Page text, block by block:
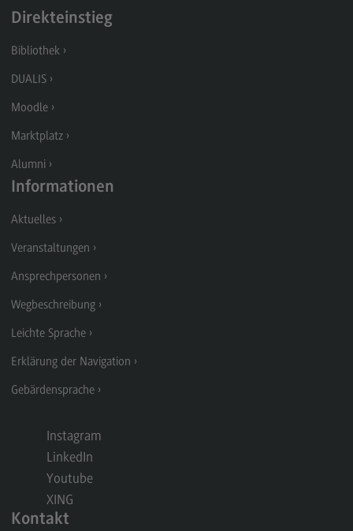
Modulangebot
Maschinenbau
Profil-O-Mat Maschinenbau
(External link)
Modulangebot
Direkteinstieg
Bibliothek
DUALIS
Moodle
Marktplatz
Alumni
Informationen
Aktuelles
Veranstaltungen
Ansprechpersonen
Wegbeschreibung
Leichte Sprache
Erklärung der Navigation
Gebärdensprache
Instagram
LinkedIn
Youtube
XING
Kontakt